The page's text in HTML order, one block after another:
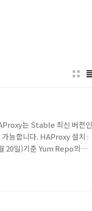
는 Stable 최신 버전인
능합니다. HAProxy 설치 :
20일)기준 Yum Repo의